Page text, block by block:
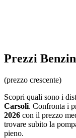
Prezzi
(prezzo crescente)
Scopri quali sono i
Carsoli. Confronta i
2026 con il prezzo
trovare subito la
pieno.